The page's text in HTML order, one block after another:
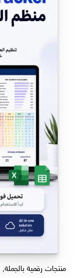
منتجات رقمية بالجملة,